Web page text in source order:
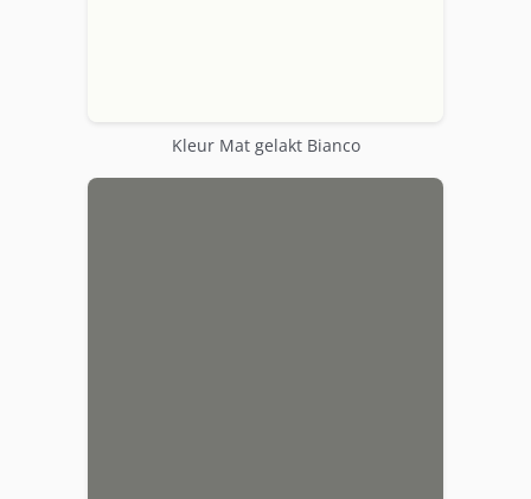
Kleur Mat gelakt Bianco